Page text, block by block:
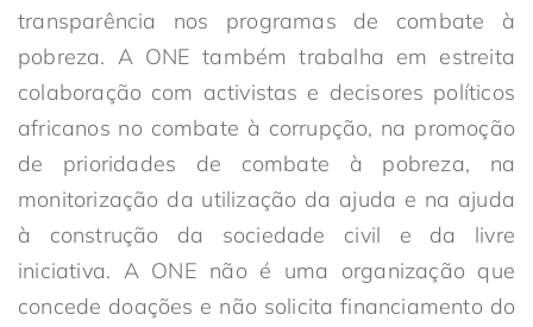
transparência nos programas de combate à
pobreza. A ONE também trabalha em estreita
colaboração com activistas e decisores políticos
africanos no combate à corrupção, na promoção
de prioridades de combate à pobreza, na
monitorização da utilização da ajuda e na ajuda
à construção da sociedade civil e da livre
iniciativa. A ONE não é uma organização que
concede doações e não solicita financiamento do